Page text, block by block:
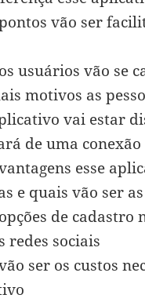
vão ser
usuários vão se
motivos as
vai estar
de uma
esse
e quais vão ser
de cadastro
redes sociais
ser os custos